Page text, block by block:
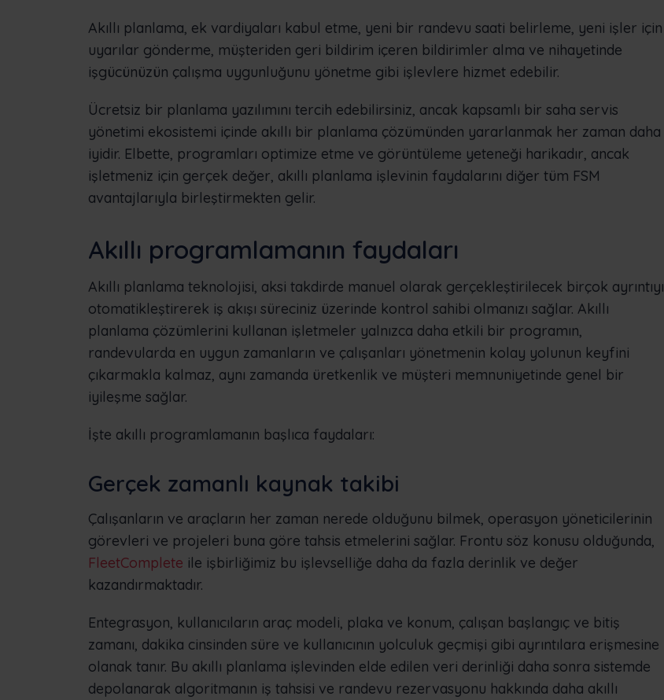
Akıllı planlama, ek vardiyaları kabul etme, yeni bir randevu saati belirleme, yeni işler için
uyarılar gönderme, müşteriden geri bildirim içeren bildirimler alma ve nihayetinde
işgücünüzün çalışma uygunluğunu yönetme gibi işlevlere hizmet edebilir.
Ücretsiz bir planlama yazılımını tercih edebilirsiniz, ancak kapsamlı bir saha servis
yönetimi ekosistemi içinde akıllı bir planlama çözümünden yararlanmak her zaman daha
iyidir. Elbette, programları optimize etme ve görüntüleme yeteneği harikadır, ancak
işletmeniz için gerçek değer, akıllı planlama işlevinin faydalarını diğer tüm FSM
avantajlarıyla birleştirmekten gelir.
Akıllı programlamanın faydaları
Akıllı planlama teknolojisi, aksi takdirde manuel olarak gerçekleştirilecek birçok ayrıntıyı
otomatikleştirerek iş akışı süreciniz üzerinde kontrol sahibi olmanızı sağlar. Akıllı
planlama çözümlerini kullanan işletmeler yalnızca daha etkili bir programın,
randevularda en uygun zamanların ve çalışanları yönetmenin kolay yolunun keyfini
çıkarmakla kalmaz, aynı zamanda üretkenlik ve müşteri memnuniyetinde genel bir
iyileşme sağlar.
İşte akıllı programlamanın başlıca faydaları:
Gerçek zamanlı kaynak takibi
Çalışanların ve araçların her zaman nerede olduğunu bilmek, operasyon yöneticilerinin
görevleri ve projeleri buna göre tahsis etmelerini sağlar. Frontu söz konusu olduğunda,
FleetComplete ile işbirliğimiz bu işlevselliğe daha da fazla derinlik ve değer
kazandırmaktadır.
Entegrasyon, kullanıcıların araç modeli, plaka ve konum, çalışan başlangıç ve bitiş
zamanı, dakika cinsinden süre ve kullanıcının yolculuk geçmişi gibi ayrıntılara erişmesine
olanak tanır. Bu akıllı planlama işlevinden elde edilen veri derinliği daha sonra sistemde
depolanarak algoritmanın iş tahsisi ve randevu rezervasyonu hakkında daha akıllı